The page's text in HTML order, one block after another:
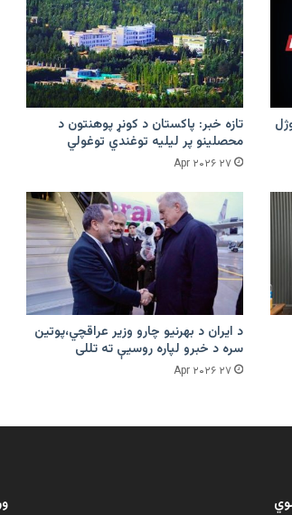
وژل
تازه خبر: پاکستان د کونړ پوهنتون د
محصلینو پر لیلیه توغندي توغولي
۲۷ Apr ۲۰۲۶
د ایران د بهرنیو چارو وزیر عراقچي،پوتین
سره د خبرو لپاره روسیې ته تللی
۲۷ Apr ۲۰۲۶